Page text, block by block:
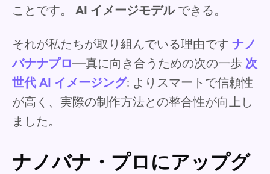
ことです。 AI イメージモデルできる。
それが私たちが取り組んでいる理由です ナノ
バナナプロ—真に向き合うための次の一歩 次
世代 AI イメージング: よりスマートで信頼性
が高く、実際の制作方法との整合性が向上し
ました。
ナノバナ・プロにアップグ